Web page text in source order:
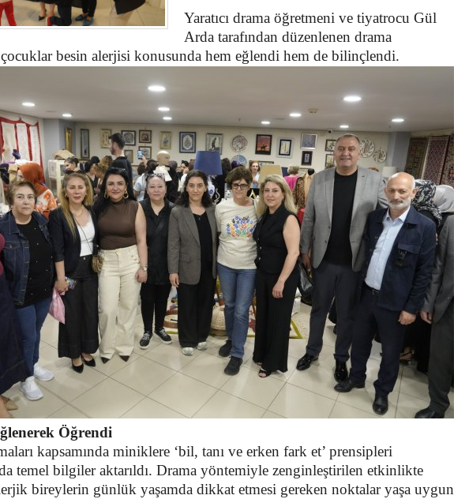
Yaratıcı drama öğretmeni ve tiyatrocu Gül
Arda tarafından düzenlenen drama
besin alerjisi konusunda hem eğlendi hem de bilinçlendi.
Öğrendi
kapsamında miniklere ‘bil, tanı ve erken fark et’ prensipleri
temel bilgiler aktarıldı. Drama yöntemiyle zenginleştirilen etkinlikte
bireylerin günlük yaşamda dikkat etmesi gereken noktalar yaşa uygun